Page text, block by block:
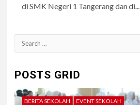
di SMK Negeri 1 Tangerang dan di...
Search
for:
POSTS GRID
BERITA SEKOLAH EVENT SEKOLAH